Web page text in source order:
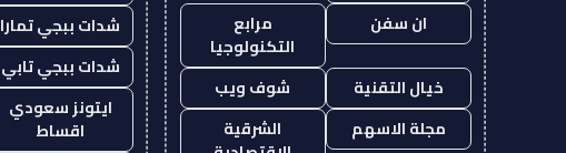
ان سفن
مرابع
التكنولوجيا
خيال التقنية
شوف ويب
مجلة الاسهم
الشرقية
شدات ببجي تمارا
شدات ببجي تابي
ايتونز سعودي
اقساط